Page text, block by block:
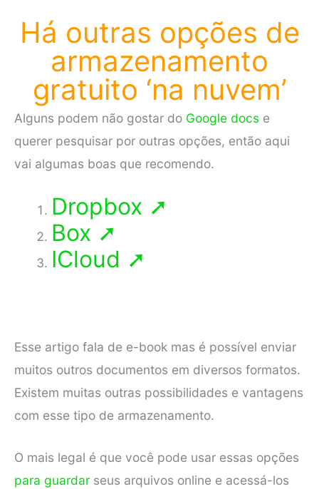
Há outras opções de
armazenamento
gratuito ‘na nuvem’
Alguns podem não gostar do Google docs e
querer pesquisar por outras opções, então aqui
vai algumas boas que recomendo.
Dropbox ➚
Box ➚
ICloud ➚
Esse artigo fala de e-book mas é possível enviar
muitos outros documentos em diversos formatos.
Existem muitas outras possibilidades e vantagens
com esse tipo de armazenamento.
O mais legal é que você pode usar essas opções
para guardar seus arquivos online e acessá-los